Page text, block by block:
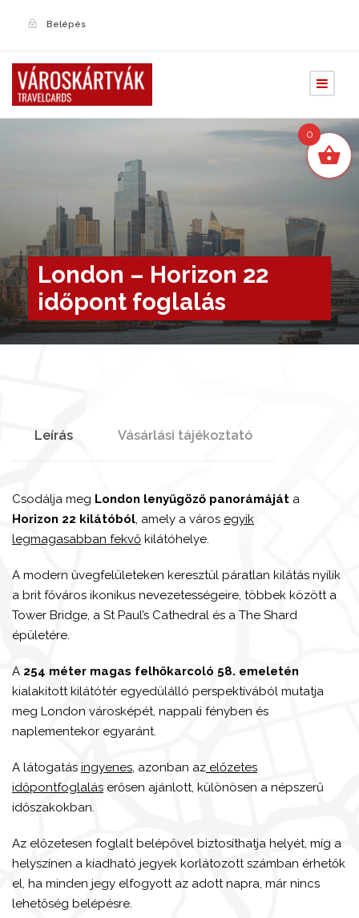
Belépés
London – Horizon 22
időpont foglalás
Leírás Vásárlási tájékoztató
Csodálja meg London lenyűgöző panorámáját a
Horizon 22 kilátóból , amely a város egyik
legmagasabban fekvő kilátóhelye.
A modern üvegfelületeken keresztül páratlan kilátás nyílik
a brit főváros ikonikus nevezetességeire, többek között a
Tower Bridge , a St Paul’s Cathedral és a The Shard
épületére.
A 254 méter magas felhőkarcoló 58. emeletén
kialakított kilátótér egyedülálló perspektívából mutatja
meg London városképét, nappali fényben és
naplementekor egyaránt.
A látogatás ingyenes , azonban az előzetes
időpontfoglalás erősen ajánlott, különösen a népszerű
időszakokban.
Az előzetesen foglalt belépővel biztosíthatja helyét, míg a
helyszínen a kiadható jegyek korlátozott számban érhetők
el, ha minden jegy elfogyott az adott napra, már nincs
lehetőség belépésre.
0